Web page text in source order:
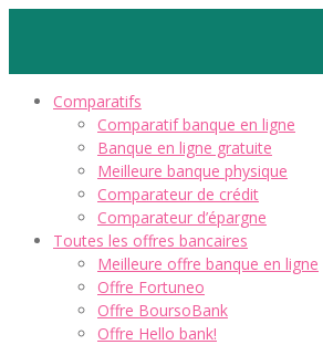
Comparatifs
Comparatif banque en ligne
Banque en ligne gratuite
Meilleure banque physique
Comparateur de crédit
Comparateur d’épargne
Toutes les offres bancaires
Meilleure offre banque en ligne
Offre Fortuneo
Offre BoursoBank
Offre Hello bank!